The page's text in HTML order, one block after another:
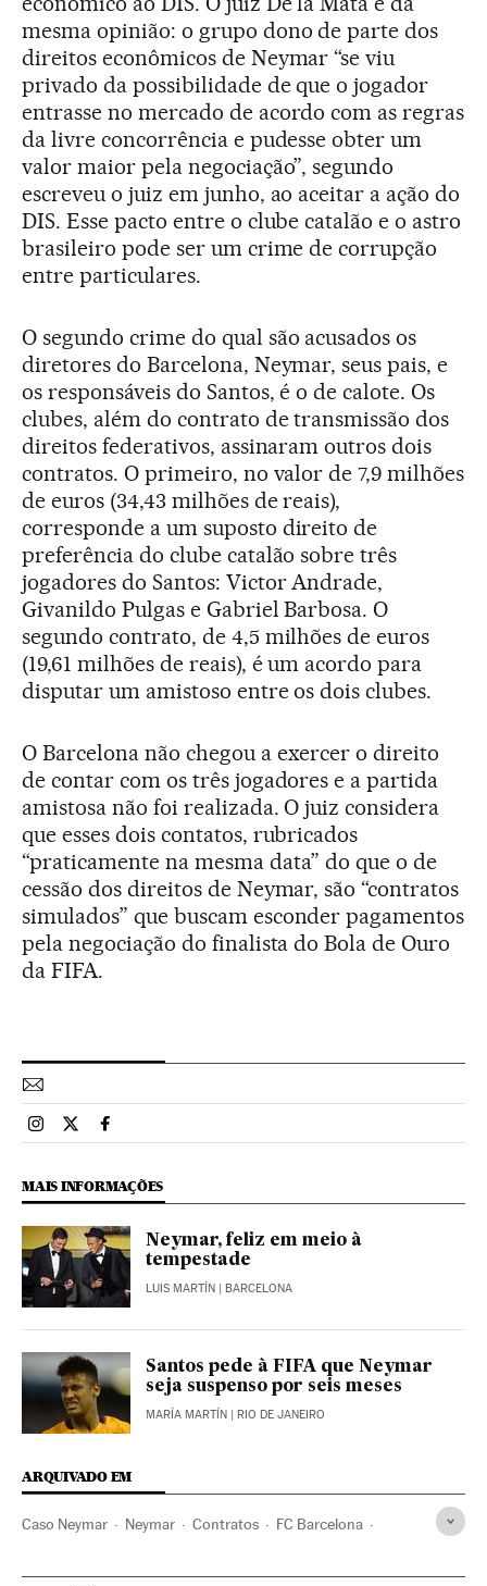
mesma opinião: o grupo dono de parte dos
direitos econômicos de Neymar “se viu
privado da possibilidade de que o jogador
entrasse no mercado de acordo com as regras
da livre concorrência e pudesse obter um
valor maior pela negociação”, segundo
escreveu o juiz em junho, ao aceitar a ação do
DIS. Esse pacto entre o clube catalão e o astro
brasileiro pode ser um crime de corrupção
entre particulares.
O segundo crime do qual são acusados os
diretores do Barcelona, Neymar, seus pais, e
os responsáveis do Santos, é o de calote. Os
clubes, além do contrato de transmissão dos
direitos federativos, assinaram outros dois
contratos. O primeiro, no valor de 7,9 milhões
de euros (34,43 milhões de reais),
corresponde a um suposto direito de
preferência do clube catalão sobre três
jogadores do Santos: Victor Andrade,
Givanildo Pulgas e Gabriel Barbosa. O
segundo contrato, de 4,5 milhões de euros
(19,61 milhões de reais), é um acordo para
disputar um amistoso entre os dois clubes.
O Barcelona não chegou a exercer o direito
de contar com os três jogadores e a partida
amistosa não foi realizada. O juiz considera
que esses dois contatos, rubricados
“praticamente na mesma data” do que o de
cessão dos direitos de Neymar, são “contratos
simulados” que buscam esconder pagamentos
pela negociação do finalista do Bola de Ouro
da FIFA.
Esportes El País Brasil en Instagram
Esportes El País Brasil en Twitter
Esportes El País Brasil en Facebook
MAIS INFORMAÇÕES
Neymar, feliz em meio à
tempestade
LUIS MARTÍN | BARCELONA
Santos pede à FIFA que Neymar
seja suspenso por seis meses
MARÍA MARTÍN | RIO DE JANEIRO
ARQUIVADO EM
Caso Neymar Neymar Contratos FC Barcelona